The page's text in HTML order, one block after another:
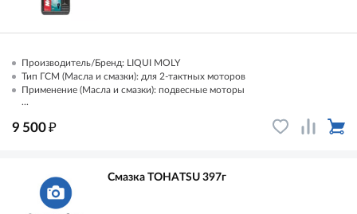
Производитель/Бренд: LIQUI MOLY
Тип ГСМ (Масла и смазки): для 2-тактных моторов
Применение (Масла и смазки): подвесные моторы
...
9 500₽
Смазка TOHATSU 397г